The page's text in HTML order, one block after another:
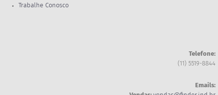
Trabalhe Conosco
Telefone:
(11) 5519-8844
Emails: